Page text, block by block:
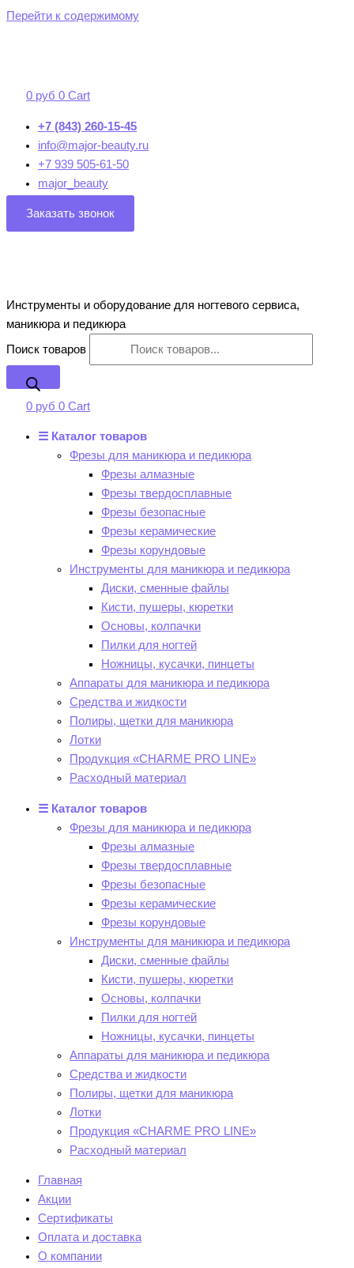
Перейти к содержимому
0 руб 0 Cart
+7 (843) 260-15-45
info@major-beauty.ru
+7 939 505-61-50
major_beauty
Заказать звонок
Инструменты и оборудование для ногтевого сервиса,
маникюра и педикюра
Поиск товаров
0 руб 0 Cart
☰ Каталог товаров
Фрезы для маникюра и педикюра
Фрезы алмазные
Фрезы твердосплавные
Фрезы безопасные
Фрезы керамические
Фрезы корундовые
Инструменты для маникюра и педикюра
Диски, сменные файлы
Кисти, пушеры, кюретки
Основы, колпачки
Пилки для ногтей
Ножницы, кусачки, пинцеты
Аппараты для маникюра и педикюра
Средства и жидкости
Полиры, щетки для маникюра
Лотки
Продукция «CHARME PRO LINE»
Расходный материал
☰ Каталог товаров
Фрезы для маникюра и педикюра
Фрезы алмазные
Фрезы твердосплавные
Фрезы безопасные
Фрезы керамические
Фрезы корундовые
Инструменты для маникюра и педикюра
Диски, сменные файлы
Кисти, пушеры, кюретки
Основы, колпачки
Пилки для ногтей
Ножницы, кусачки, пинцеты
Аппараты для маникюра и педикюра
Средства и жидкости
Полиры, щетки для маникюра
Лотки
Продукция «CHARME PRO LINE»
Расходный материал
Главная
Акции
Сертификаты
Оплата и доставка
О компании